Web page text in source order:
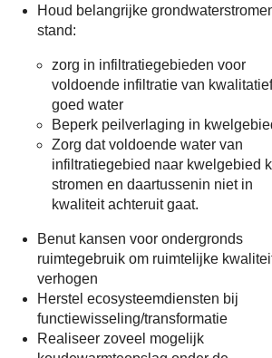
Houd belangrijke
stand:
zorg in infiltratiegebieden voor
voldoende infiltratie van kwalitatief
goed water
Beperk peilverlaging in
Zorg dat voldoende water van
infiltratiegebied naar kwelgebied
stromen en daartussenin niet in
kwaliteit achteruit gaat.
Benut kansen voor ondergronds
ruimtegebruik om ruimtelijke
verhogen
Herstel ecosysteemdiensten bij
functiewisseling/transformatie
Realiseer zoveel mogelijk